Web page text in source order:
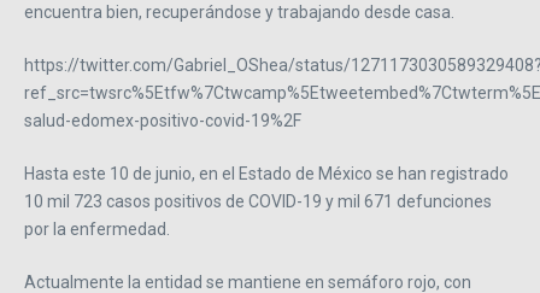
encuentra bien, recuperándose y trabajando desde casa.
https://twitter.com/Gabriel_OShea/status/
salud-edomex-positivo-covid-19%2F
Hasta este 10 de junio, en el Estado de México se han registrado
10 mil 723 casos positivos de COVID-19 y mil 671 defunciones
por la enfermedad.
Actualmente la entidad se mantiene en semáforo rojo, con